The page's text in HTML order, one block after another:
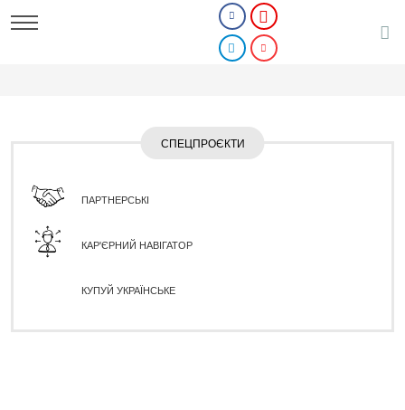
СПЕЦПРОЄКТИ
ПАРТНЕРСЬКІ
КАР'ЄРНИЙ НАВІГАТОР
КУПУЙ УКРАЇНСЬКЕ